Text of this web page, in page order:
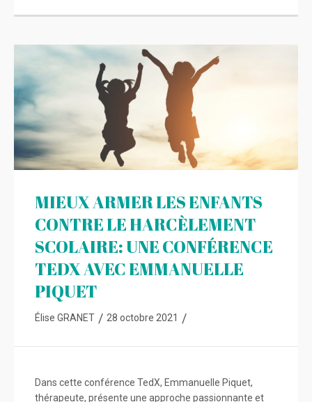
MIEUX ARMER LES ENFANTS
CONTRE LE HARCÈLEMENT
SCOLAIRE: UNE CONFÉRENCE
TEDX AVEC EMMANUELLE
PIQUET
Élise GRANET / 28 octobre 2021 /
Dans cette conférence TedX, Emmanuelle Piquet,
thérapeute, présente une approche passionnante et